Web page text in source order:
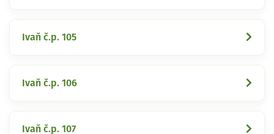
Ivaň č.p. 105
Ivaň č.p. 106
Ivaň č.p. 107